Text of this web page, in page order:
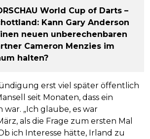
World Cup of Darts –
Kann Gary Anderson
neuen unberechenbaren
Cameron Menzies im
halten?
erst viel später öffentlich
seit Monaten, dass ein
war. „Ich glaube, es war
als die Frage zum ersten Mal
ich Interesse hätte, Irland zu